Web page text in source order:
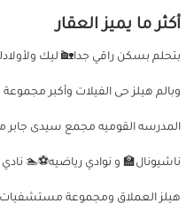
أكثر ما يميز العقار
بتحلم بسكن راقي جدا🏡ً ليك
وبالم هيلز حى الفيلات وأكبر
المدرسه القوميه مجمع سيدى جابر
ناشيونال🏫 و نوادي رياضيه⚽🏊
هيلز العملاق ومجموعة